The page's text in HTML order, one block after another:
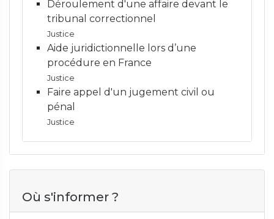
Déroulement d'une affaire devant le
tribunal correctionnel
Justice
Aide juridictionnelle lors d’une
procédure en France
Justice
Faire appel d'un jugement civil ou
pénal
Justice
Où s'informer ?